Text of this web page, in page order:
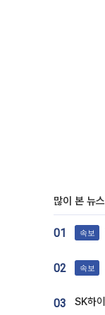
많이 본 뉴스
01 속보
02 속보
03